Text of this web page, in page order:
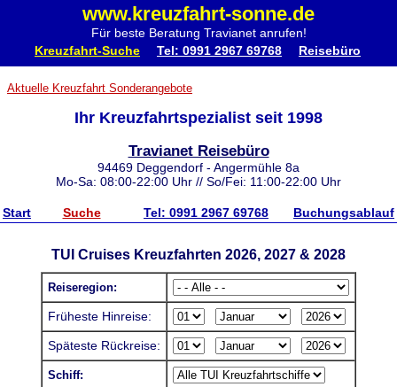
www.kreuzfahrt-sonne.de
Für beste Beratung Travianet anrufen!
Kreuzfahrt-Suche Tel: 0991 2967 69768 Reisebüro
Aktuelle Kreuzfahrt Sonderangebote
Ihr Kreuzfahrtspezialist seit 1998
Travianet Reisebüro
94469 Deggendorf - Angermühle 8a
Mo-Sa: 08:00-22:00 Uhr // So/Fei: 11:00-22:00 Uhr
Start Suche Tel: 0991 2967 69768 Buchungsablauf
TUI Cruises Kreuzfahrten 2026, 2027 & 2028
Reiseregion:
Früheste Hinreise:
Späteste Rückreise:
Schiff: